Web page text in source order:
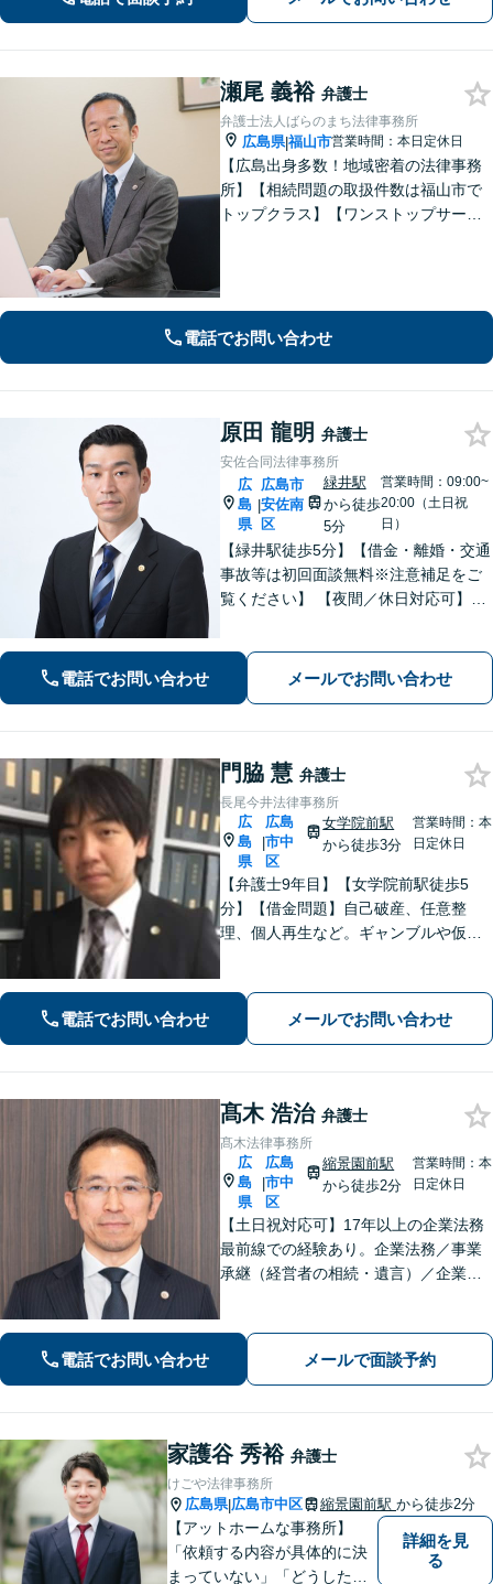
い。（合同庁舎内郵便局近く）
瀬尾 義裕 弁護士
弁護士法人ばらのまち法律事務所
広島県|福山市営業時間：本日定休日
【広島出身多数！地域密着の法律事務
所】【相続問題の取扱件数は福山市で
トップクラス】【ワンストップサービ
遺言・相続、債務整理など、幅広い分
野に対応」
電話でお問い合わせ
原田 龍明 弁護士
安佐合同法律事務所
広
島
県
|
広島市
安佐南
区
緑井駅
から徒歩
5分
営業時間：09:00~
20:00（土日祝
日）
【緑井駅徒歩5分】【借金・離婚・交通
事故等は初回面談無料※注意補足をご
覧ください】 【夜間／休日対応可】丁
を第一に考えたパートナー弁護士に。
早めのご相談が有利な解決の鍵です。
電話でお問い合わせ メールでお問い合わせ
門脇 慧 弁護士
長尾今井法律事務所
広
島
県
|
広島
市中
区
女学院前駅
から徒歩3分
営業時間：本
日定休日
【弁護士9年目】【女学院前駅徒歩5
分】【借金問題】自己破産、任意整
理、個人再生など。ギャンブルや仮想
などご相談ください【夜間土日祝相談
可】【初回相談無料】【Zoom面談可】
電話でお問い合わせ メールでお問い合わせ
髙木 浩治 弁護士
髙木法律事務所
広
島
県
|
広島
市中
区
縮景園前駅
から徒歩2分
営業時間：本
日定休日
【土日祝対応可】17年以上の企業法務
最前線での経験あり。企業法務／事業
承継（経営者の相続・遺言）／企業の
験を活かした的確な対応で、企業の発
展と経営をサポート。顧問契約もお任
電話でお問い合わせ メールで面談予約
家護谷 秀裕 弁護士
けごや法律事務所
広島県|広島市中区 縮景園前駅 から徒歩2分
【アットホームな事務所】
「依頼する内容が具体的に決
まっていない」「どうしたら
詳細を見
る